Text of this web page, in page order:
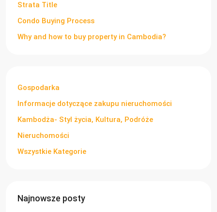
Strata Title
Condo Buying Process
Why and how to buy property in Cambodia?
Gospodarka
Informacje dotyczące zakupu nieruchomości
Kambodża- Styl życia, Kultura, Podróże
Nieruchomości
Wszystkie Kategorie
Najnowsze posty